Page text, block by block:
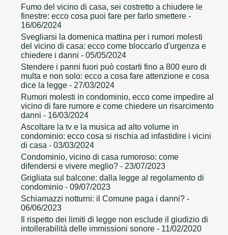
Fumo del vicino di casa, sei costretto a chiudere le
finestre: ecco cosa puoi fare per farlo smettere -
16/06/2024
Svegliarsi la domenica mattina per i rumori molesti
del vicino di casa: ecco come bloccarlo d'urgenza e
chiedere i danni - 05/05/2024
Stendere i panni fuori può costarti fino a 800 euro di
multa e non solo: ecco a cosa fare attenzione e cosa
dice la legge - 27/03/2024
Rumori molesti in condominio, ecco come impedire al
vicino di fare rumore e come chiedere un risarcimento
danni - 16/03/2024
Ascoltare la tv e la musica ad alto volume in
condominio: ecco cosa si rischia ad infastidire i vicini
di casa - 03/03/2024
Condominio, vicino di casa rumoroso: come
difendersi e vivere meglio? - 23/07/2023
Grigliata sul balcone: dalla legge al regolamento di
condominio - 09/07/2023
Schiamazzi notturni: il Comune paga i danni? -
06/06/2023
Il rispetto dei limiti di legge non esclude il giudizio di
intollerabilità delle immissioni sonore - 11/02/2020